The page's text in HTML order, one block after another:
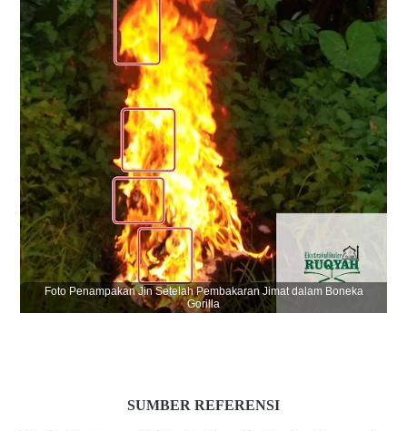
Foto Penampakan Jin Setelah Pembakaran Jimat dalam Boneka
Gorilla
SUMBER REFERENSI